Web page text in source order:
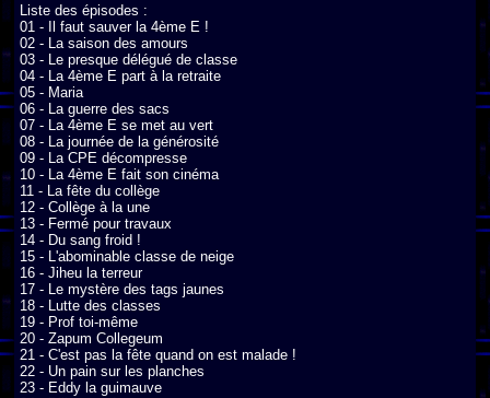
Liste des épisodes :
01 - Il faut sauver la 4ème E !
02 - La saison des amours
03 - Le presque délégué de classe
04 - La 4ème E part à la retraite
05 - Maria
06 - La guerre des sacs
07 - La 4ème E se met au vert
08 - La journée de la générosité
09 - La CPE décompresse
10 - La 4ème E fait son cinéma
11 - La fête du collège
12 - Collège à la une
13 - Fermé pour travaux
14 - Du sang froid !
15 - L'abominable classe de neige
16 - Jiheu la terreur
17 - Le mystère des tags jaunes
18 - Lutte des classes
19 - Prof toi-même
20 - Zapum Collegeum
21 - C'est pas la fête quand on est malade !
22 - Un pain sur les planches
23 - Eddy la guimauve